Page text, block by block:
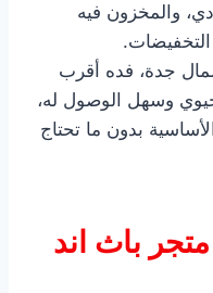
والمخزون فيه
جدة، فده أقرب
وسهل الوصول له،
بدون ما تحتاج
باث اند